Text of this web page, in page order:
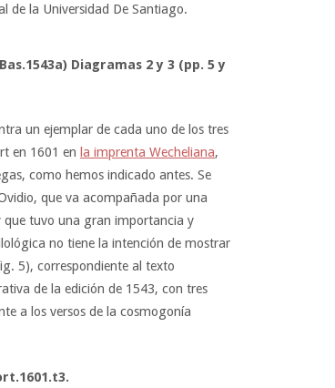
de la Universidad De Santiago.
Diagramas 2 y 3 (pp. 5 y
un ejemplar de cada uno de los tres
en 1601 en la imprenta Wecheliana,
como hemos indicado antes. Se
que va acompañada por una
que tuvo una gran importancia y
no tiene la intención de mostrar
5), correspondiente al texto
de la edición de 1543, con tres
a los versos de la cosmogonía